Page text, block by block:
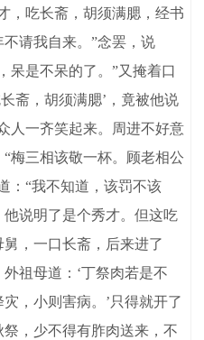
，吃长斋，胡须满腮，经书
请我自来。”念罢，说
呆是不呆的了。”又掩着口
斋，胡须满腮’，竟被他说
人一齐笑起来。周进不好意
梅三相该敬一杯。顾老相公
：“我不知道，该罚不该
说明了是个秀才。但这吃
，一口长斋，后来进了
祖母道：‘丁祭肉若是不
，小则害病。’只得就开了
，少不得有胙肉送来，不